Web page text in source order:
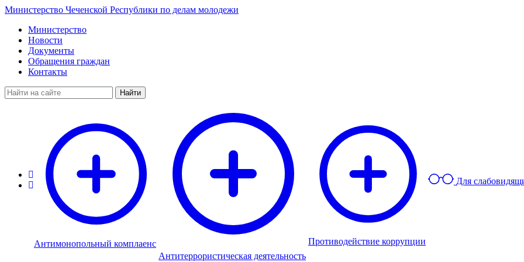
Министерство Чеченской Республики по делам молодежи
Министерство
Новости
Документы
Обращения граждан
Контакты
Найти
Антимонопольный комплаенс
Антитеррористическая деятельность
Противодействие коррупции
Для